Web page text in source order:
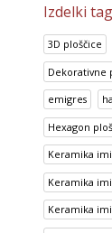
Izdelki
3D ploščice
Dekorativne
emigres
Hexagon
Keramika
Keramika
Keramika